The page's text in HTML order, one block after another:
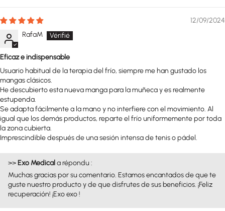
12/09/2024
RafaM
Eficaz e indispensable
Usuario habitual de la terapia del frío, siempre me han gustado los
mangas clásicos.
He descubierto esta nueva manga para la muñeca y es realmente
estupenda.
Se adapta fácilmente a la mano y no interfiere con el movimiento. Al
igual que los demás productos, reparte el frío uniformemente por toda
la zona cubierta.
Imprescindible después de una sesión intensa de tenis o pádel.
>> Exo Medical a répondu :
Muchas gracias por su comentario. Estamos encantados de que te
guste nuestro producto y de que disfrutes de sus beneficios. ¡Feliz
recuperación! ¡Exo exo !